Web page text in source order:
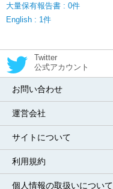
大量保有報告書 : 0件
English : 1件
Twitter
公式アカウント
お問い合わせ
運営会社
サイトについて
利用規約
個人情報の取扱いについて